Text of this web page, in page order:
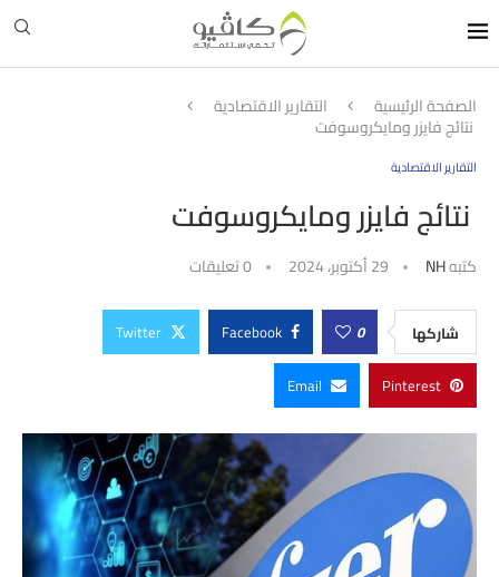
الصفحة الرئيسية التقارير الاقتصادية
نتائج فايزر ومايكروسوفت
التقارير الاقتصادية
نتائج فايزر ومايكروسوفت
كتبهNH 29 أكتوبر، 2024 0 تعليقات
شاركها 0
Facebook
Twitter
Pinterest
Email